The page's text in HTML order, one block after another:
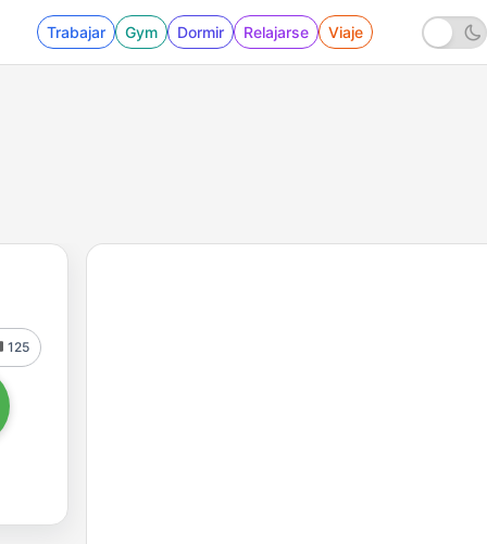
Trabajar Gym Dormir Relajarse Viaje
125